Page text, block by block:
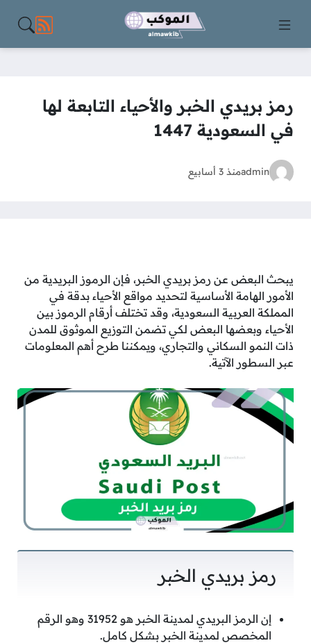
مواقع
رمز بريدي الخبر والأحياء التابعة لها
في السعودية 1447
adminمنذ 3 أسابيع
يبحث البعض عن رمز بريدي الخبر، فإن الرموز البريدية من
الأمور الهامة الأساسية لتحديد مواقع الأحياء بدقة في
المملكة العربية السعودية، وقد تختلف أرقام الرموز بين
الأحياء وبعضها البعض لكي تضمن التوزيع الموثوق للمدن
ذات النمو السكاني والتجاري، ويمكننا طرح أهم المعلومات
عبر السطور الآتية.
رمز بريدي الخبر
إن الرمز البريدي لمدينة الخبر هو 31952 وهو الرقم
المخصص لمدينة الخبر بشكل كامل.